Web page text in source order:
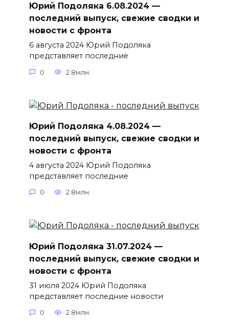
Юрий Подоляка 6.08.2024 —
последний выпуск, свежие сводки и
новости с фронта
6 августа 2024 Юрий Подоляка
представляет последние
0 2.8млн.
Юрий Подоляка 4.08.2024 —
последний выпуск, свежие сводки и
новости с фронта
4 августа 2024 Юрий Подоляка
представляет последние
0 2.8млн.
Юрий Подоляка 31.07.2024 —
последний выпуск, свежие сводки и
новости с фронта
31 июля 2024 Юрий Подоляка
представляет последние новости
0 2.8млн.